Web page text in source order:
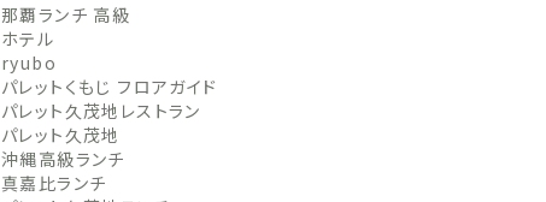
那覇ランチ 高級
ホテル
ryubo
パレットくもじ フロアガイド
パレット久茂地レストラン
パレット久茂地
沖縄高級ランチ
真嘉比ランチ